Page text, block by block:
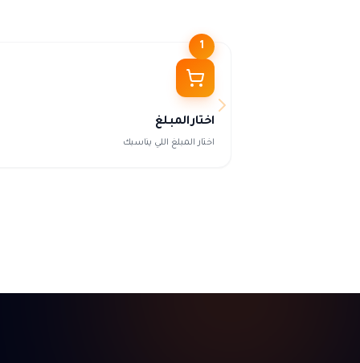
1
اختار المبلغ
اختار المبلغ اللي يناسبك